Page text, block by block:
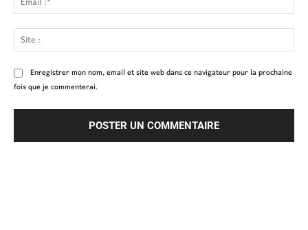
:*
:
Enregistrer mon nom, email et site web dans ce navigateur pour la prochaine
fois que je commenterai.